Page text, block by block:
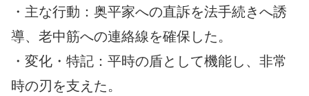
・主な行動：奥平家への直訴を法手続きへ誘
導、老中筋への連絡線を確保した。
・変化・特記：平時の盾として機能し、非常
時の刃を支えた。